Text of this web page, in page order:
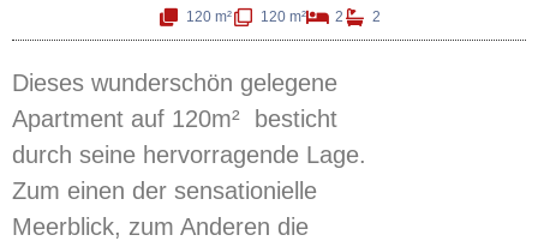
120 m² 120 m² 2 2
Dieses wunderschön gelegene
Apartment auf 120m² besticht
durch seine hervorragende Lage.
Zum einen der sensationielle
Meerblick, zum Anderen die